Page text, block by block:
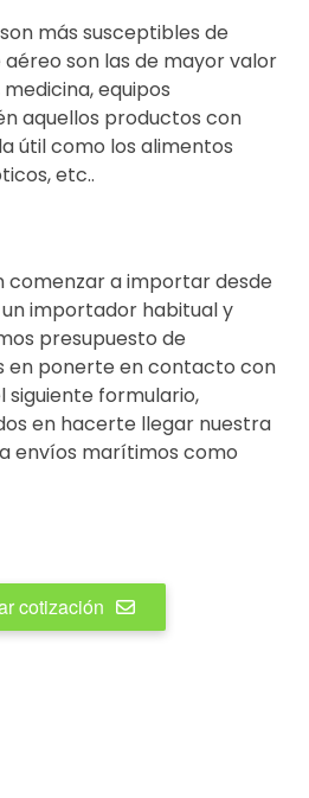
más susceptibles de
son las de mayor valor
equipos
aquellos productos con
útil como los alimentos
etc..
comenzar a importar desde
importador habitual y
presupuesto de
en ponerte en contacto con
siguiente formulario,
en hacerte llegar nuestra
envíos marítimos como
cotización